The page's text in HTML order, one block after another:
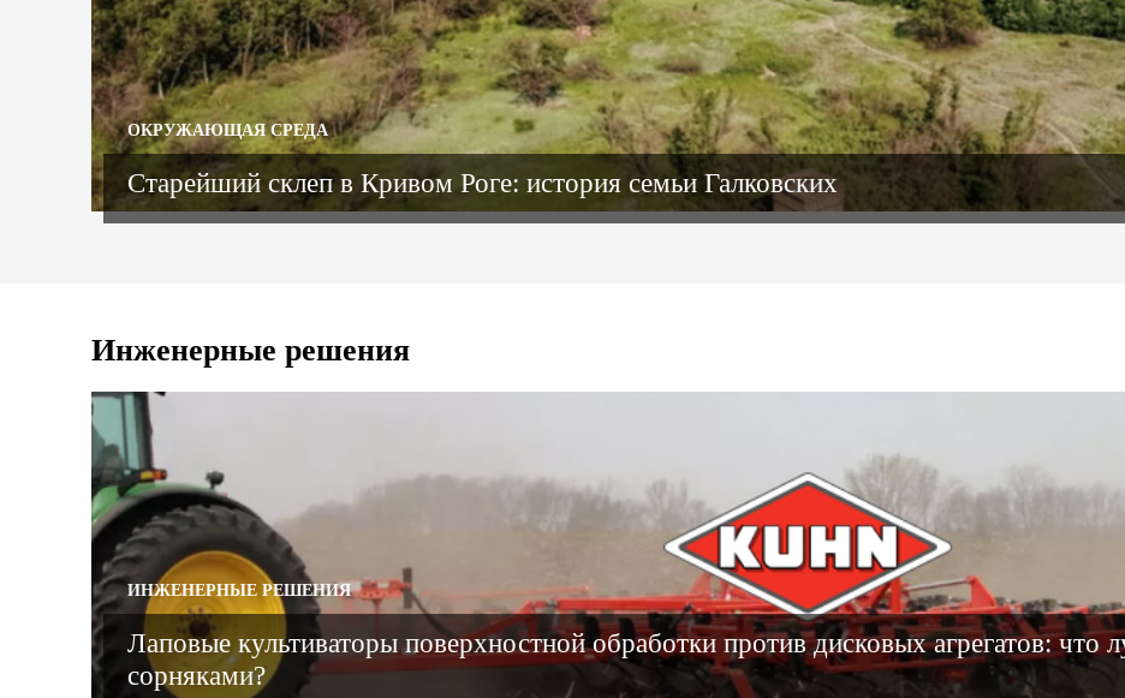
ОКРУЖАЮЩАЯ СРЕДА
Старейший склеп в Кривом Роге: история семьи Галковских
Инженерные решения
ИНЖЕНЕРНЫЕ РЕШЕНИЯ
Лаповые культиваторы поверхностной обработки против дисковых агрегатов: что
сорняками?